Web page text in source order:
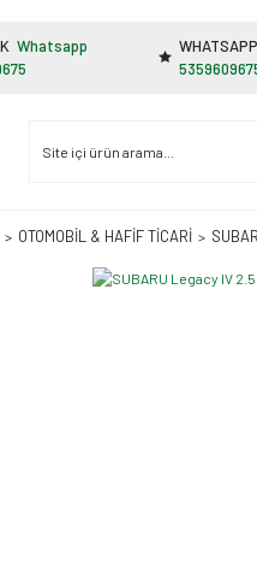
Whatsapp
OTOMOBİL & HAFİF TİCARİ